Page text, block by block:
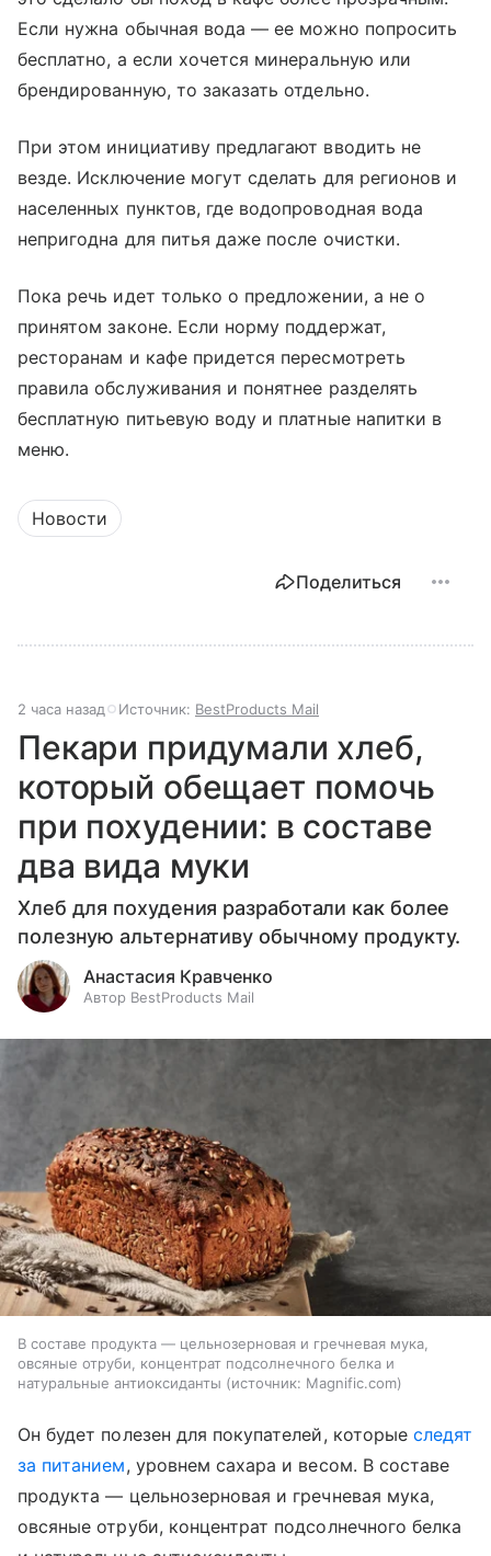
Если нужна обычная вода — ее можно попросить
бесплатно, а если хочется минеральную или
брендированную, то заказать отдельно.
При этом инициативу предлагают вводить не
везде. Исключение могут сделать для регионов и
населенных пунктов, где водопроводная вода
непригодна для питья даже после очистки.
Пока речь идет только о предложении, а не о
принятом законе. Если норму поддержат,
ресторанам и кафе придется пересмотреть
правила обслуживания и понятнее разделять
бесплатную питьевую воду и платные напитки в
меню.
Новости
Поделиться
2 часа назад Источник: BestProducts Mail
Пекари придумали хлеб,
который обещает помочь
при похудении: в составе
два вида муки
Хлеб для похудения разработали как более
полезную альтернативу обычному продукту.
Анастасия Кравченко
Автор BestProducts Mail
В составе продукта — цельнозерновая и гречневая мука,
овсяные отруби, концентрат подсолнечного белка и
натуральные антиоксиданты
источник: Magnific.com
Он будет полезен для покупателей, которыеследят
за питанием, уровнем сахара и весом. В составе
продукта — цельнозерновая и гречневая мука,
овсяные отруби, концентрат подсолнечного белка